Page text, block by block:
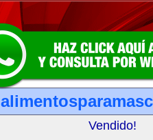
Vendido!